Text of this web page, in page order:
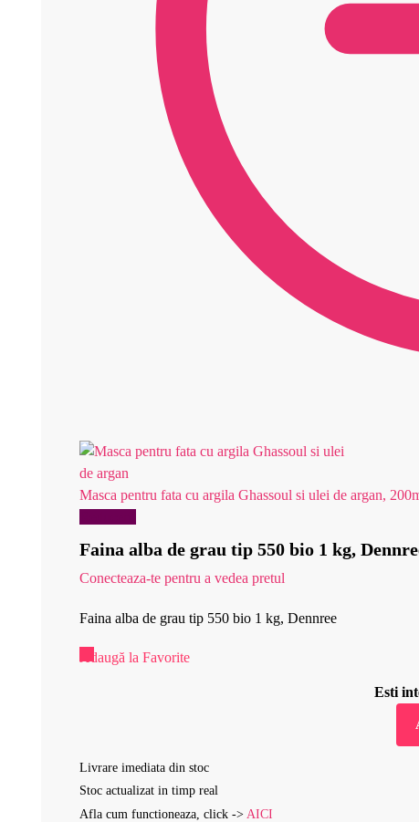
Masca pentru fata cu argila Ghassoul si ulei de argan,
Faina alba de grau tip 550 bio 1 kg,
Conecteaza-te pentru a vedea pretul
Faina alba de grau tip 550 bio 1 kg, Dennree
Adaugă la Favorite
Esti
Livrare imediata din stoc
Stoc actualizat in timp real
Afla cum functioneaza, click -> AICI